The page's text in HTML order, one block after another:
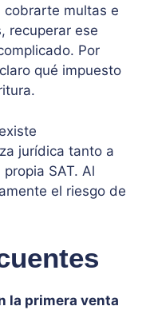
multas e
recuperar ese
Por
qué impuesto
jurídica tanto a
SAT. Al
el riesgo de
la primera venta